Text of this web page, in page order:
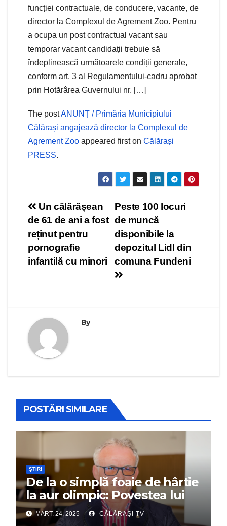
funcției contractuale, de conducere, vacante, de
director la Complexul de Agrement Zoo. Pentru
a ocupa un post contractual vacant sau
temporar vacant candidații trebuie să
îndeplinească următoarele condiții generale,
conform art. 3 al Regulamentului-cadru aprobat
prin Hotărârea Guvernului nr. […]
The postANUNȚ / Primăria Municipiului
Călărași angajează director la Complexul de
Agrement Zoo appeared first on Călărași
PRESS.
Navigare
în
articole
Peste 100 locuri
de muncă
disponibile la
depozitul Lidl din
comuna Fundeni
Un călărășean
de 61 de ani a fost
reținut pentru
pornografie
infantilă cu minori
By
POSTĂRI SIMILARE
ȘTIRI
De la o simplă foaie de hârtie
la aur olimpic: Povestea lui
Dumitru Chirilă
MART. 24, 2025 CĂLĂRAȘI TV